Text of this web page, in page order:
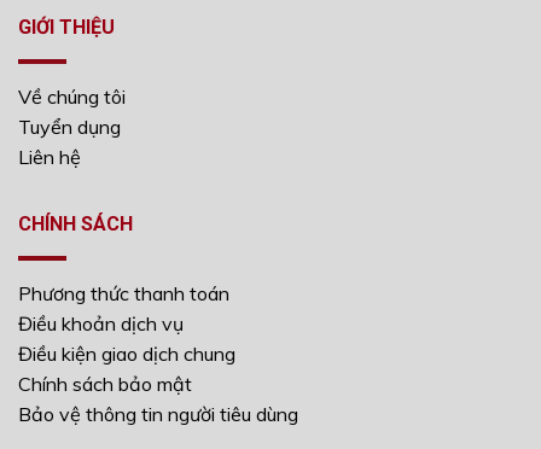
GIỚI THIỆU
Về chúng tôi
Tuyển dụng
Liên hệ
CHÍNH SÁCH
Phương thức thanh toán
Điều khoản dịch vụ
Điều kiện giao dịch chung
Chính sách bảo mật
Bảo vệ thông tin người tiêu dùng